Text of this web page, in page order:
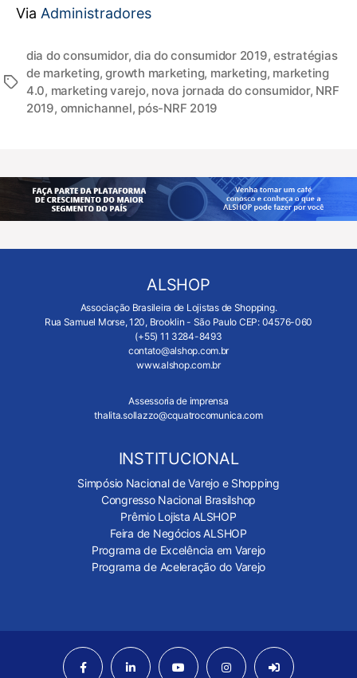
Via Administradores
dia do consumidor,dia do consumidor 2019,estratégias
de marketing,growth marketing, marketing, marketing
4.0, marketing varejo, nova jornada do consumidor, NRF
2019, omnichannel, pós-NRF 2019
ALSHOP
Associação Brasileira de Lojistas de Shopping.
Rua Samuel Morse, 120, Brooklin - São Paulo CEP: 04576-060
(+55) 11 3284-8493
contato@alshop.com.br
www.alshop.com.br
Assessoria de imprensa
thalita.sollazzo@cquatrocomunica.com
INSTITUCIONAL
Simpósio Nacional de Varejo e Shopping
Congresso Nacional Brasilshop
Prêmio Lojista ALSHOP
Feira de Negócios ALSHOP
Programa de Excelência em Varejo
Programa de Aceleração do Varejo